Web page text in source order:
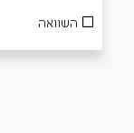
השוואה